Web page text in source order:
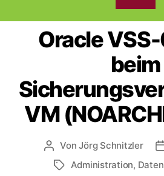
ADMINISTRATION
Oracle
beim
VM
Beitragsautor
VonJörg Schnitzler
Schlagwörter
Administration,